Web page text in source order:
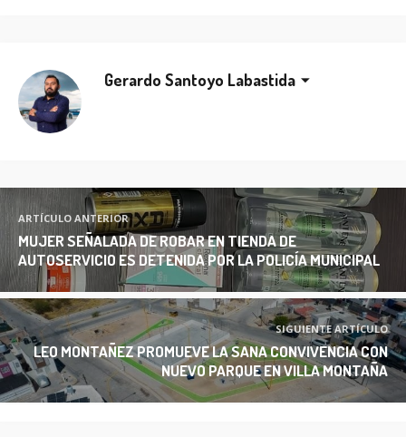
Gerardo Santoyo Labastida
ARTÍCULO ANTERIOR
MUJER SEÑALADA DE ROBAR EN TIENDA DE
AUTOSERVICIO ES DETENIDA POR LA POLICÍA MUNICIPAL
SIGUIENTE ARTÍCULO
LEO MONTAÑEZ PROMUEVE LA SANA CONVIVENCIA CON
NUEVO PARQUE EN VILLA MONTAÑA